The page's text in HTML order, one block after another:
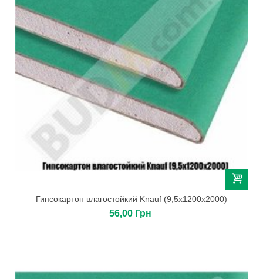
Гипсокартон влагостойкий Knauf (9,5х1200х2000)
56,00 Грн